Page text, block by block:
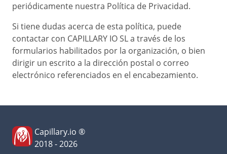
periódicamente nuestra Política de Privacidad.
Si tiene dudas acerca de esta política, puede
contactar con CAPILLARY IO SL a través de los
formularios habilitados por la organización, o bien
dirigir un escrito a la dirección postal o correo
electrónico referenciados en el encabezamiento.
Capillary.io ®
2018 - 2026